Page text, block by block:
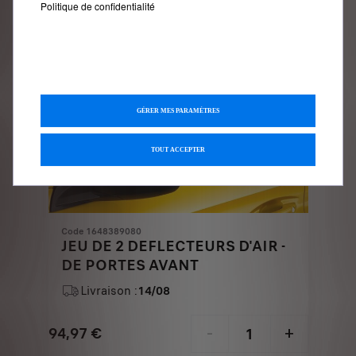
Code 1648389080
JEU DE 2 DEFLECTEURS D'AIR -
DE PORTES AVANT
Livraison :14/08
94,97 € - +
Politique de confidentialité
GÉRER MES PARAMÈTRES
TOUT ACCEPTER